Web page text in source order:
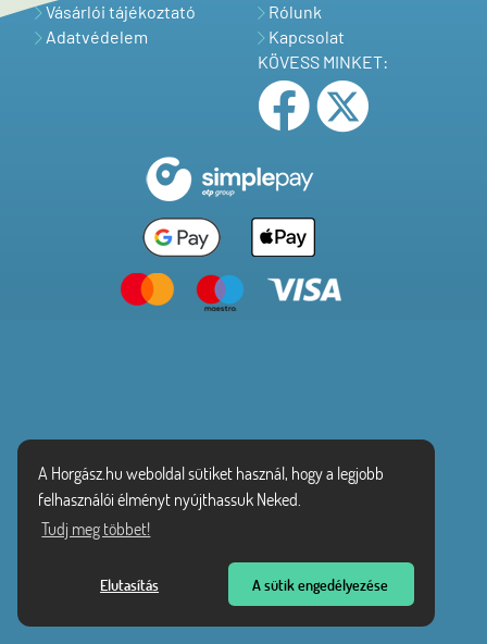
A Horgász.hu weboldal sütiket használ, hogy a legjobb
felhasználói élményt nyújthassuk Neked.
Tudj meg többet!
Elutasítás A sütik engedélyezése
Vásárlói tájékoztató
Adatvédelem
Rólunk
Kapcsolat
KÖVESS MINKET: